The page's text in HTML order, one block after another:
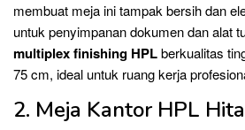
membuat meja ini tampak bersih dan
untuk penyimpanan dokumen dan alat
multiplex finishing HPLberkualitas
75 cm, ideal untuk ruang kerja
2. Meja Kantor HPL